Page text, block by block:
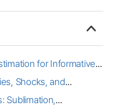
for Informative
계획을 위한 물리기반
Shocks, and